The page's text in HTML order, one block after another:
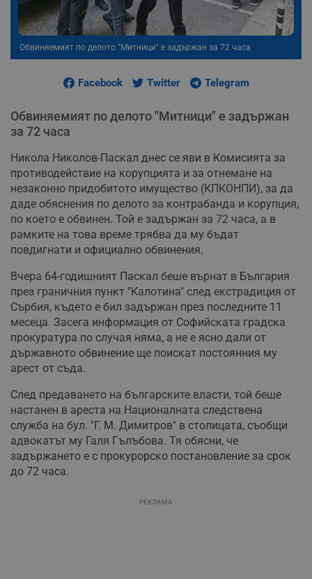
Обвиняемият по делото "Митници" е задържан за 72 часа
Facebook Twitter Telegram
Обвиняемият по делото "Митници" е задържан
за 72 часа
Никола Николов-Паскал днес се яви в Комисията за
противодействие на корупцията и за отнемане на
незаконно придобитото имущество (КПКОНПИ), за да
даде обяснения по делото за контрабанда и корупция,
по което е обвинен. Той е задържан за 72 часа, а в
рамките на това време трябва да му бъдат
повдигнати и официално обвинения.
Вчера 64-годишният Паскал беше върнат в България
през граничния пункт "Калотина" след екстрадиция от
Сърбия, където е бил задържан през последните 11
месеца. Засега информация от Софийската градска
прокуратура по случая няма, а не е ясно дали от
държавното обвинение ще поискат постоянния му
арест от съда.
След предаването на българските власти, той беше
настанен в ареста на Националната следствена
служба на бул. "Г. М. Димитров" в столицата, съобщи
адвокатът му Галя Гълъбова. Тя обясни, че
задържането е с прокурорско постановление за срок
до 72 часа.
РЕКЛАМА